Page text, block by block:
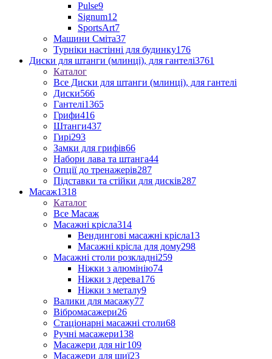
Pulse9
Signum12
SportsArt7
Машини Сміта37
Турніки настінні для будинку176
Диски для штанги (млинці), для гантелі3761
Каталог
Все Диски для штанги (млинці), для гантелі
Диски566
Гантелі1365
Грифи416
Штанги437
Гирі293
Замки для грифів66
Набори лава та штанга44
Опції до тренажерів287
Підставки та стійки для дисків287
Масаж1318
Каталог
Все Масаж
Масажні крісла314
Вендингові масажні крісла13
Масажні крісла для дому298
Масажні столи розкладні259
Ніжки з алюмінію74
Ніжки з дерева176
Ніжки з металу9
Валики для масажу77
Вібромасажери26
Стаціонарні масажні столи68
Ручні масажери138
Масажери для ніг109
Масажери для шиї23